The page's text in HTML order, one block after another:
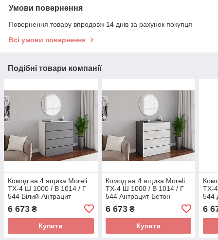
Умови повернення
Повернення товару впродовж 14 днів за рахунок покупця
Всі умови повернення
Подібні товари компанії
Комод на 4 ящика Moreli
TX-4 Ш 1000 / В 1014 / Г
544 Білий-Антрацит
6 673 ₴
Купити
Комод на 4 ящика Moreli
TX-4 Ш 1000 / В 1014 / Г
544 Антрацит-Бетон
6 673₴
Купити
TX-
544
6